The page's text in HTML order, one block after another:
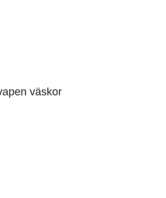
väskor